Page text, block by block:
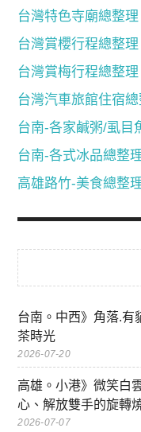
台灣特色寺廟總整理
台灣賞櫻行程總整理
台灣賞梅行程總整理
台灣汽車旅館住宿
台南-各家鹹粥/虱目
台南-各式冰品總整
高雄路竹-美食總整
台南。中西》角落.有
茶時光
2026-07-20
高雄。小港》微笑白
心、解放雙手的旋轉
2026-07-07